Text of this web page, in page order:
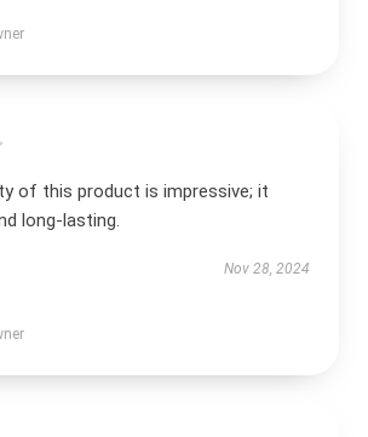
of this product is impressive; it
long-lasting.
Nov 28, 2024